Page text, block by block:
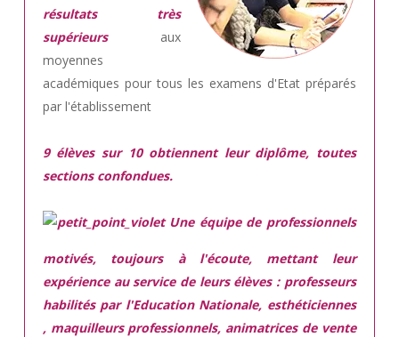
résultats très
supérieurs aux
moyennes
académiques pour tous les examens d'Etat préparés
par l'établissement
9 élèves sur 10 obtiennent leur diplôme, toutes
sections confondues.
Une équipe de professionnels
motivés,toujours à l'écoute, mettant leur
expérience au service de leurs élèves : professeurs
habilités par l'Education Nationale, esthéticiennes
, maquilleurs professionnels, animatrices de vente